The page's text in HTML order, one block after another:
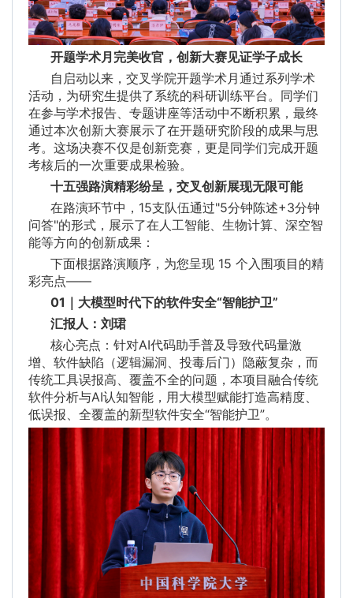
开题学术月完美收官，创新大赛见证学子成长
自启动以来，交叉学院开题学术月通过系列学术
活动，为研究生提供了系统的科研训练平台。同学们
在参与学术报告、专题讲座等活动中不断积累，最终
通过本次创新大赛展示了在开题研究阶段的成果与思
考。这场决赛不仅是创新竞赛，更是同学们完成开题
考核后的一次重要成果检验。
十五强路演精彩纷呈，交叉创新展现无限可能
在路演环节中，15支队伍通过"5分钟陈述+3分钟
问答"的形式，展示了在人工智能、生物计算、深空智
能等方向的创新成果：
下面根据路演顺序，为您呈现 15 个入围项目的精
彩亮点——
01｜大模型时代下的软件安全“智能护卫”
汇报人：刘珺
核心亮点：针对AI代码助手普及导致代码量激
增、软件缺陷（逻辑漏洞、投毒后门）隐蔽复杂，而
传统工具误报高、覆盖不全的问题，本项目融合传统
软件分析与AI认知智能，用大模型赋能打造高精度、
低误报、全覆盖的新型软件安全“智能护卫”。